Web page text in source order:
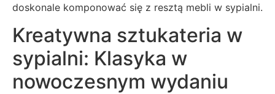
doskonale komponować się z resztą mebli w sypialni.
Kreatywna sztukateria w
sypialni: Klasyka w
nowoczesnym wydaniu